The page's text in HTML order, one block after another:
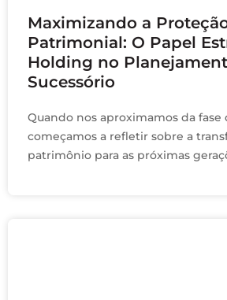
Maximizando a
Patrimonial: O Papel
Holding no
Sucessório
Quando nos aproximamos da fase
começamos a refletir sobre a
patrimônio para as próximas